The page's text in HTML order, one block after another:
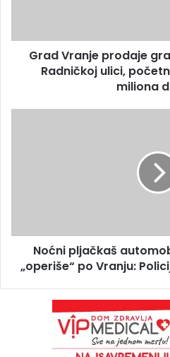
Grad Vranje prodaje
Radničkoj ulici,
miliona
Noćni pljačkaš
„operiše“ po Vranju: